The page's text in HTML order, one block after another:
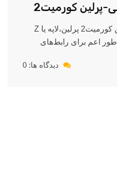
پرلین،لاپه با Z سقفی-پرلین کورمیت2 پرلین،لاپه یا Z
دیدگاه ها: 0